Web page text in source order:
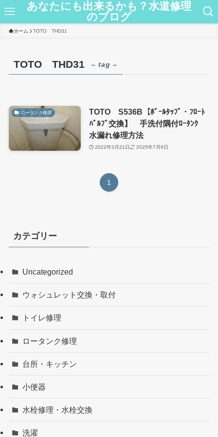
あなたにも出来るかも？水道修理
のブログ
ホーム TOTO THD31
TOTO THD31 – tag –
ロータンク修理
TOTO S536B【ﾎﾞｰﾙﾀｯﾌﾟ・ﾌﾛｰﾄ
ﾊﾞﾙﾌﾞ交換】 手洗付隅付ﾛｰﾀﾝｸ
水漏れ修理方法
2022年3月21日 2025年7月6日
1
カテゴリー
Uncategorized
ウォシュレット交換・取付
トイレ修理
ロータンク修理
台所・キッチン
小便器
水栓修理・水栓交換
洗濯